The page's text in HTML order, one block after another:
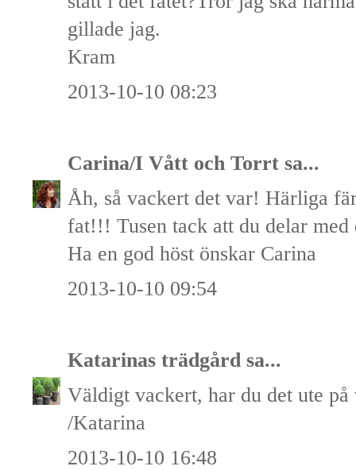
gillade jag.
Kram
2013-10-10 08:23
Carina/I Vått och Torrt sa...
Åh, så vackert det var! Härliga
fat!!! Tusen tack att du delar
Ha en god höst önskar Carina
2013-10-10 09:54
Katarinas trädgård sa...
Väldigt vackert, har du det ute på
/Katarina
2013-10-10 16:48